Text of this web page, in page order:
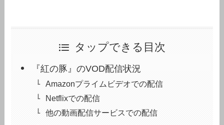
タップできる目次
『紅の豚』のVOD配信状況
Amazonプライムビデオでの配信
Netflixでの配信
他の動画配信サービスでの配信